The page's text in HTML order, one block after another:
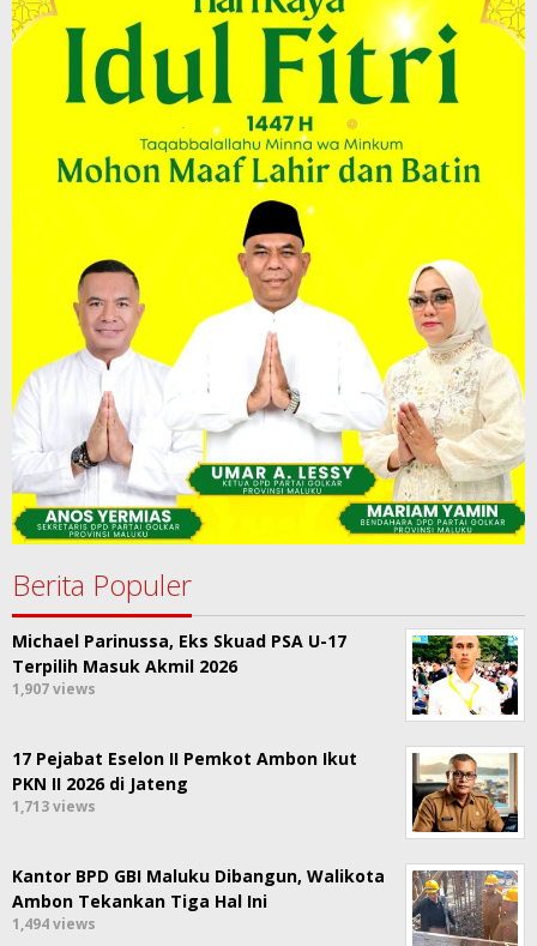
Berita Populer
Michael Parinussa, Eks Skuad PSA U-17
Terpilih Masuk Akmil 2026
1,907 views
17 Pejabat Eselon II Pemkot Ambon Ikut
PKN II 2026 di Jateng
1,713 views
Kantor BPD GBI Maluku Dibangun, Walikota
Ambon Tekankan Tiga Hal Ini
1,494 views